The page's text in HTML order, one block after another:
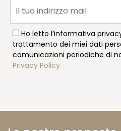
Ho letto l’informativa
trattamento dei miei dati
comunicazioni periodiche di
Privacy Policy